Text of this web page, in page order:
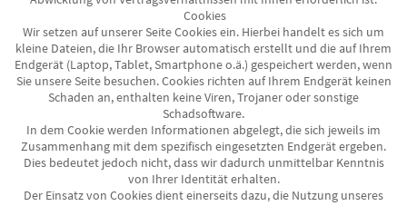
Cookies
Wir setzen auf unserer Seite Cookies ein. Hierbei handelt es sich um
kleine Dateien, die Ihr Browser automatisch erstellt und die auf Ihrem
Endgerät (Laptop, Tablet, Smartphone o.ä.) gespeichert werden, wenn
Sie unsere Seite besuchen. Cookies richten auf Ihrem Endgerät keinen
Schaden an, enthalten keine Viren, Trojaner oder sonstige
Schadsoftware.
In dem Cookie werden Informationen abgelegt, die sich jeweils im
Zusammenhang mit dem spezifisch eingesetzten Endgerät ergeben.
Dies bedeutet jedoch nicht, dass wir dadurch unmittelbar Kenntnis
von Ihrer Identität erhalten.
Der Einsatz von Cookies dient einerseits dazu, die Nutzung unseres